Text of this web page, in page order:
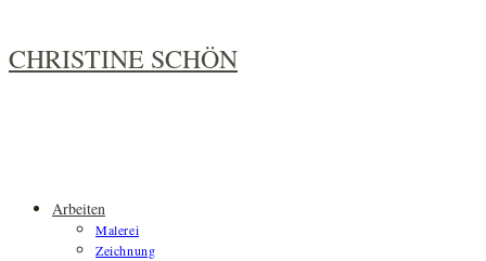
springen
CHRISTINE SCHÖN
Arbeiten
Malerei
Zeichnung